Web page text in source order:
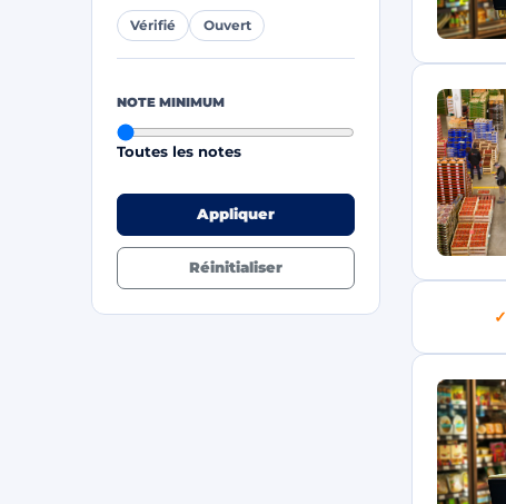
Vérifié Ouvert
NOTE MINIMUM
Toutes les notes
Appliquer
Réinitialiser
✓